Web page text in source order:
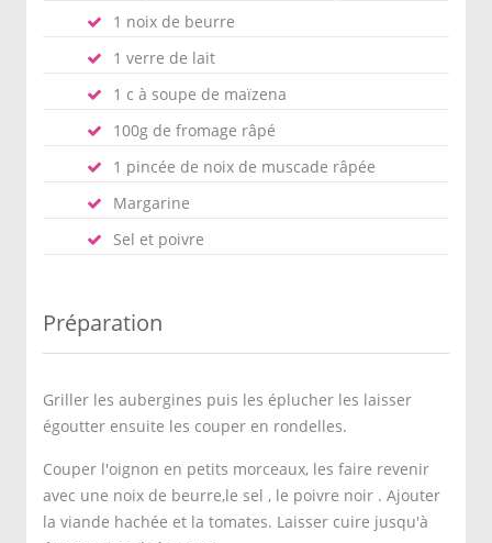
1 noix de beurre
1 verre de lait
1 c à soupe de maïzena
100g de fromage râpé
1 pincée de noix de muscade râpée
Margarine
Sel et poivre
Préparation
Griller les aubergines puis les éplucher les laisser
égoutter ensuite les couper en rondelles.
Couper l'oignon en petits morceaux, les faire revenir
avec une noix de beurre,le sel , le poivre noir . Ajouter
la viande hachée et la tomates. Laisser cuire jusqu'à